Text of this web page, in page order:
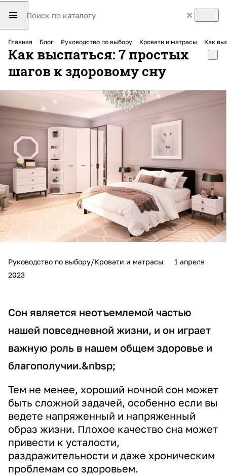
Главная Блог Руководство по выбору Кровати и матрасы Как
Как выспаться: 7 простых
шагов к здоровому сну
Руководство по выбору/Кровати и матрасы
1 апреля
2023
Сон является неотъемлемой частью
нашей повседневной жизни, и он играет
важную роль в нашем общем здоровье и
благополучии.&nbsp;
Тем не менее, хороший ночной сон может
быть сложной задачей, особенно если вы
ведете напряженный и напряженный
образ жизни. Плохое качество сна может
привести к усталости,
раздражительности и даже хроническим
проблемам со здоровьем.